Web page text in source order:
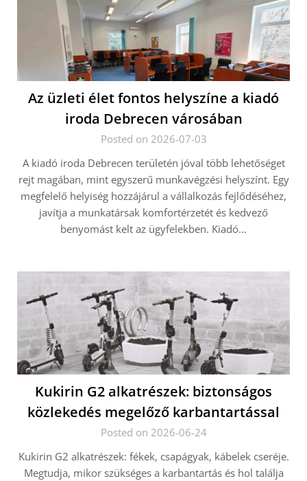
Az üzleti élet fontos helyszíne a kiadó
iroda Debrecen városában
Posted on 2026-07-03
A kiadó iroda Debrecen területén jóval több lehetőséget
rejt magában, mint egyszerű munkavégzési helyszínt. Egy
megfelelő helyiség hozzájárul a vállalkozás fejlődéséhez,
javítja a munkatársak komfortérzetét és kedvező
benyomást kelt az ügyfelekben. Kiadó…
Kukirin G2 alkatrészek: biztonságos
közlekedés megelőző karbantartással
Posted on 2026-06-24
Kukirin G2 alkatrészek: fékek, csapágyak, kábelek cseréje.
Megtudja, mikor szükséges a karbantartás és hol találja